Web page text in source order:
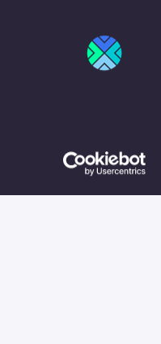
Ze vindt
de
Nadine